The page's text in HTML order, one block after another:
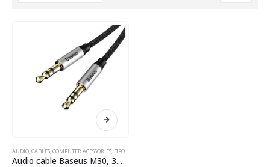
AUDIO CABLES COMPUTER ACESSORIES ΠΡΟΪΌΝΤΑ ΠΛΗΡΟΦΟΡΙΚΉΣ - ΚΙΝΗΤΉΣ ΤΗΛΕΦΩΝΊΑΣ - ΗΛΕΚΤΡΟΝΙΚΆ
Audio cable Baseus M30, 3.5mm jack, M/M, 1.5m, Black – 40404